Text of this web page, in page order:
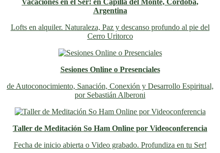
Vacaciones en el Ser! en Capilla del Monte, Córdoba,
Argentina
Lofts en alquiler. Naturaleza, Paz y descanso profundo al pie del
Cerro Uritorco
Sesiones Online o Presenciales
de Autoconocimiento, Sanación, Conexión y Desarrollo Espiritual,
por Sebastián Alberoni
Taller de Meditación So Ham Online por Videoconferencia
Fecha de inicio abierta o Video grabado. Profundiza en tu Ser!